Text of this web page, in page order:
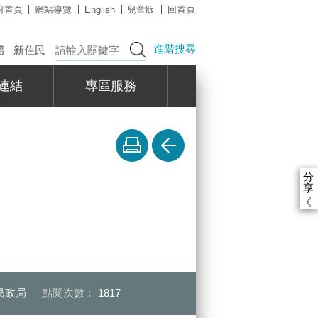
首頁 網站導覽 English 兒童版 回首頁
新住民 進階搜尋
結 專區服務
分
享
《
政局 點閱次數： 1817